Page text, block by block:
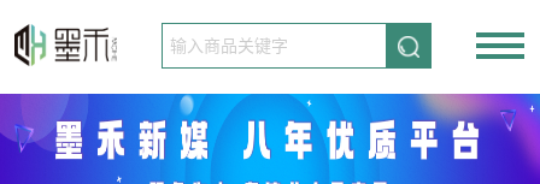
请先登录 免费注册